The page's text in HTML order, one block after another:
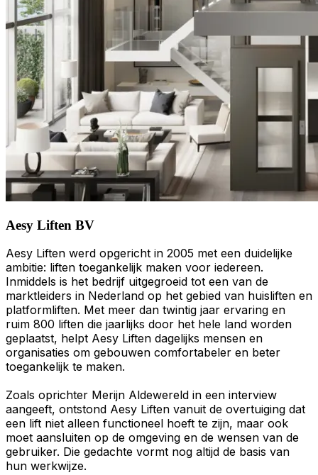
Aesy Liften BV
Aesy Liften werd opgericht in 2005 met een duidelijke
ambitie: liften toegankelijk maken voor iedereen.
Inmiddels is het bedrijf uitgegroeid tot een van de
marktleiders in Nederland op het gebied van huisliften en
platformliften. Met meer dan twintig jaar ervaring en
ruim 800 liften die jaarlijks door het hele land worden
geplaatst, helpt Aesy Liften dagelijks mensen en
organisaties om gebouwen comfortabeler en beter
toegankelijk te maken.
Zoals oprichter Merijn Aldewereld in een interview
aangeeft, ontstond Aesy Liften vanuit de overtuiging dat
een lift niet alleen functioneel hoeft te zijn, maar ook
moet aansluiten op de omgeving en de wensen van de
gebruiker. Die gedachte vormt nog altijd de basis van
hun werkwijze.